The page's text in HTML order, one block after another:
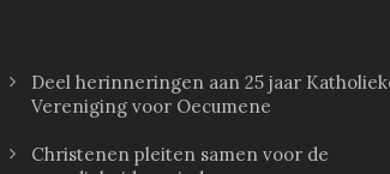
Deel herinneringen aan 25 jaar
Vereniging voor Oecumene
Christenen pleiten samen voor de